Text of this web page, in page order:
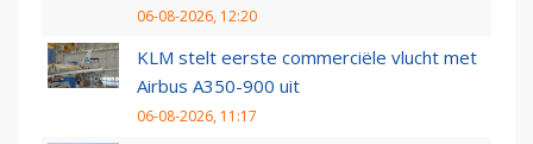
06-08-2026, 12:20
KLM stelt eerste commerciële vlucht met
Airbus A350-900 uit
06-08-2026, 11:17